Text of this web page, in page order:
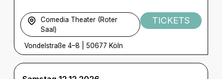
Comedia Theater (Roter
Saal)
Vondelstraße 4–8 50677 Köln
TICKETS